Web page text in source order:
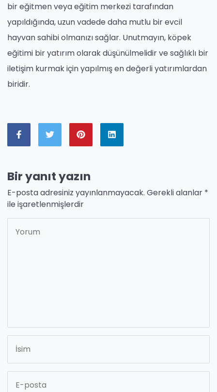
bir eğitmen veya eğitim merkezi tarafından
yapıldığında, uzun vadede daha mutlu bir evcil
hayvan sahibi olmanızı sağlar. Unutmayın, köpek
eğitimi bir yatırım olarak düşünülmelidir ve sağlıklı bir
iletişim kurmak için yapılmış en değerli yatırımlardan
biridir.
Bir yanıt yazın
E-posta adresiniz yayınlanmayacak. Gerekli alanlar *
ile işaretlenmişlerdir